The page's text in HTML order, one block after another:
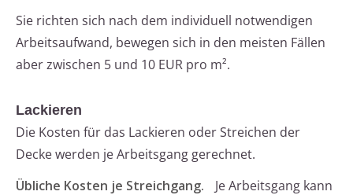
Sie richten sich nach dem individuell notwendigen
Arbeitsaufwand, bewegen sich in den meisten Fällen
aber zwischen 5 und 10 EUR pro m².
Lackieren
Die Kosten für das Lackieren oder Streichen der
Decke werden je Arbeitsgang gerechnet.
Übliche Kosten je Streichgang.
Je Arbeitsgang kann